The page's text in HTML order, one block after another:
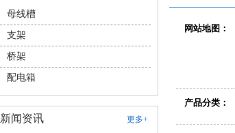
网站地图：
产品分类：
母线槽
支架
桥架
配电箱
新闻资讯 更多+